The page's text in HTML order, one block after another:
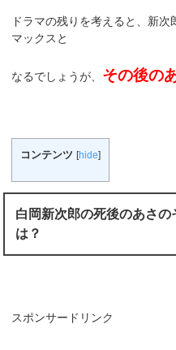
ドラマの残りを考えると、新
マックスと
なるでしょうが、 その後の
コンテンツ [hide]
白岡新次郎の死後のあさ
は？
スポンサードリンク